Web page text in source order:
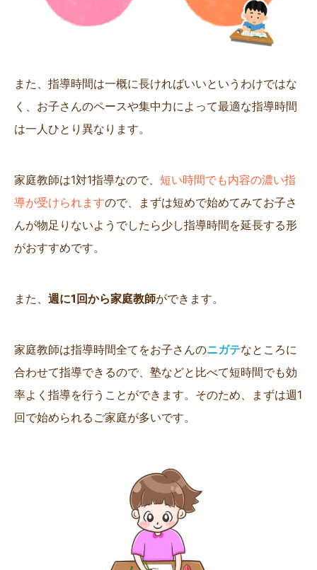
また、指導時間は一概に長ければいいというわけではな
く、お子さんのペースや集中力によって最適な指導時間
は一人ひとり異なります。
家庭教師は1対1指導なので、 短い時間でも内容の濃い指
導が受けられますので、まずは短めで始めてみてお子さ
んが物足りないようでしたら少し指導時間を延長する形
がおすすめです。
また、 週に1回から家庭教師ができます。
家庭教師は指導時間全てをお子さんのニガテなところに
合わせて指導できるので、塾などと比べて短時間でも効
率よく指導を行うことができます。そのため、まずは週1
回で始められるご家庭が多いです。